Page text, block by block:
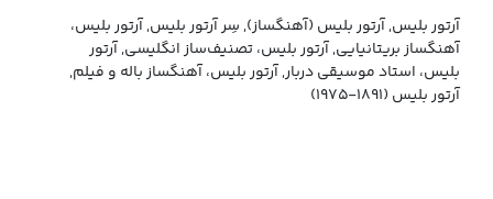
آرتور بلیس, آرتور بلیس (آهنگساز), سِر آرتور بلیس, آرتور بلیس،
آهنگساز بریتانیایی, آرتور بلیس، تصنیف‌ساز انگلیسی, آرتور
بلیس، استاد موسیقی دربار, آرتور بلیس، آهنگساز باله و فیلم,
آرتور بلیس (۱۸۹۱-۱۹۷۵)